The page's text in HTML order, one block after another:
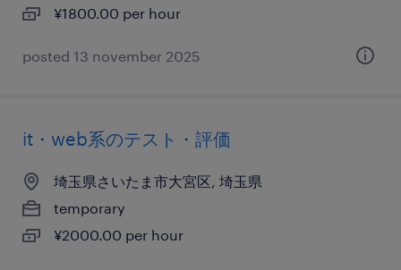
¥1800.00 per hour
posted 13 november 2025
it・web系のテスト・評価
埼玉県さいたま市大宮区, 埼玉県
temporary
¥2000.00 per hour